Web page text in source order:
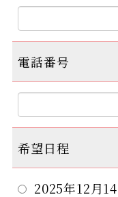
電話番号
希望日程
2025年12月14